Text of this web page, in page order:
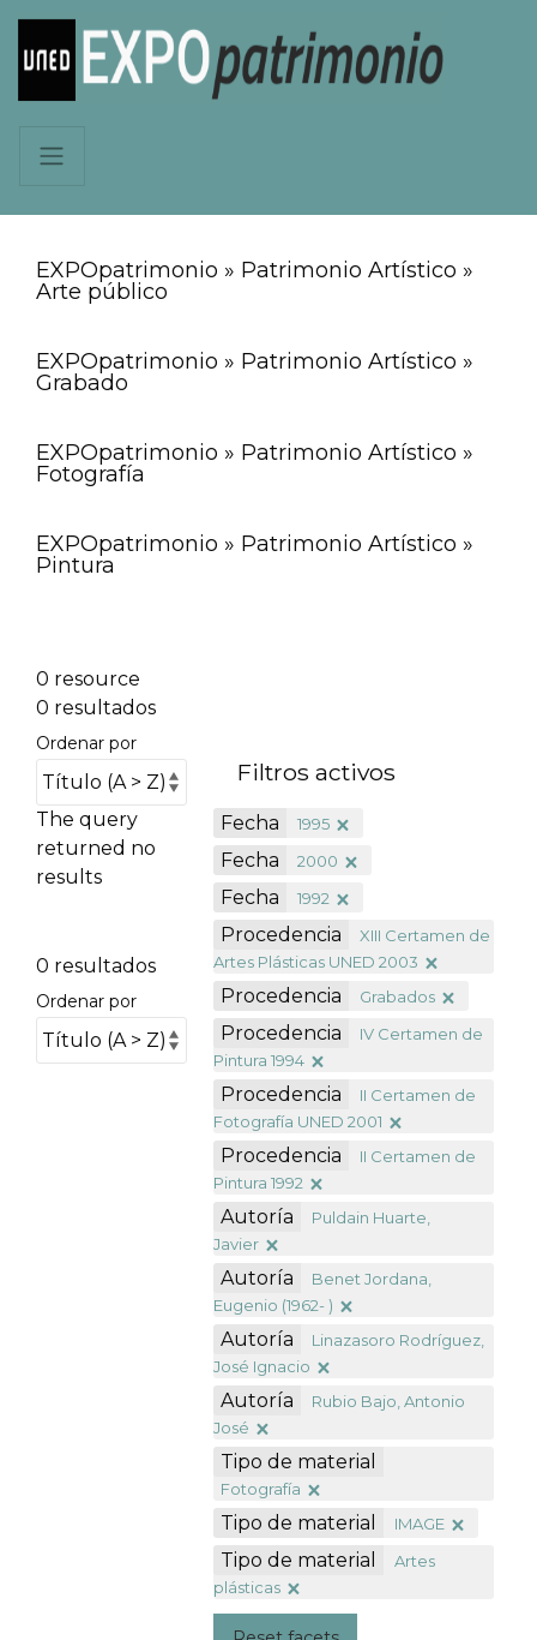
EXPOpatrimonio » Patrimonio Artístico »
Arte público
EXPOpatrimonio » Patrimonio Artístico »
Grabado
EXPOpatrimonio » Patrimonio Artístico »
Fotografía
EXPOpatrimonio » Patrimonio Artístico »
Pintura
0 resource
0 resultados
Ordenar por
The query
returned no
results
0 resultados
Ordenar por
Filtros activos
Fecha 1995
Fecha 2000
Fecha 1992
Procedencia
XIII Certamen de
Artes Plásticas UNED 2003
Procedencia Grabados
Procedencia
IV Certamen de
Pintura 1994
Procedencia
II Certamen de
Fotografía UNED 2001
Procedencia
II Certamen de
Pintura 1992
Autoría
Puldain Huarte,
Javier
Autoría
Benet Jordana,
Eugenio (1962- )
Autoría
Linazasoro Rodríguez,
José Ignacio
Autoría
Rubio Bajo, Antonio
José
Tipo de material
Fotografía
Tipo de material IMAGE
Tipo de material
Artes
plásticas